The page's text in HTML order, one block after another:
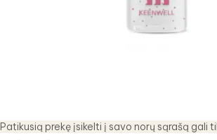
Patikusią prekę įsikelti į savo norų sąrašą gali